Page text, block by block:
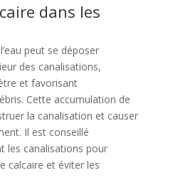
dans les
peut se déposer
des canalisations,
et favorisant
Cette accumulation de
la canalisation et causer
Il est conseillé
les canalisations pour
calcaire et éviter les